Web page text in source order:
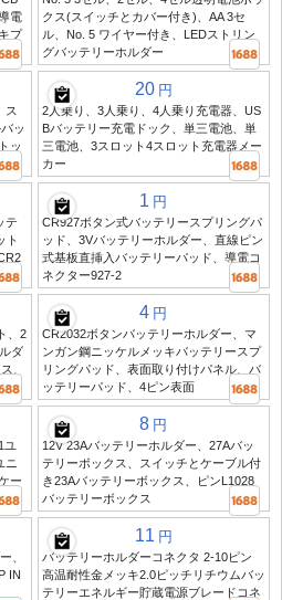
電
プ
クス(スイッチとカバー付き)、AA 3セ
ル、No. 5 ワイヤー付き、LEDストリン
グバッテリーホルダー
ス
ッ
ッ
20 円
2人乗り、3人乗り、4人乗り充電器、US
Bバッテリー充電ドック、単三電池、単
三電池、3スロット4スロット充電器メー
カー
テ
ト
1 円
CR927ボタン式バッテリースプリングパ
ッド、3Vバッテリーホルダー、直線ピン
式基板直挿入バッテリーパッド、導電コ
ネクター927-2
、2
ダ
、
4 円
CR2032ボタンバッテリーホルダー、マ
ンガン鋼ニッケルメッキバッテリースプ
リングパッド、表面取り付けパネル、バ
ッテリーパッド、4ピン表面
ニ
ー
8 円
12V 23Aバッテリーホルダー、27Aバッ
テリーボックス、スイッチとケーブル付
き23Aバッテリーボックス、ピンL1028
バッテリーボックス
、
IN
11 円
バッテリーホルダーコネクタ 2-10ピン
高温耐性金メッキ2.0ピッチリチウムバッ
テリーエネルギー貯蔵電源ブレードコネ